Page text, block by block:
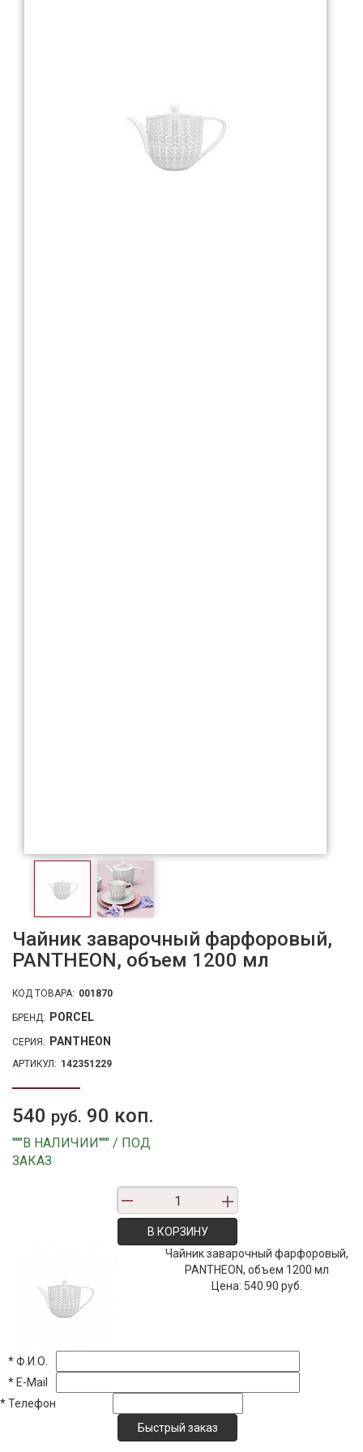
Чайник заварочный фарфоровый,
PANTHEON, объем 1200 мл
КОД ТОВАРА: 001870
БРЕНД: PORCEL
СЕРИЯ: PANTHEON
АРТИКУЛ: 142351229
540 руб. 90 коп.
"""В НАЛИЧИИ""" / ПОД
ЗАКАЗ
В КОРЗИНУ
Чайник заварочный фарфоровый,
PANTHEON, объем 1200 мл
Цена: 540.90 руб.
*Ф.И.О.
* E-Mail
*Телефон